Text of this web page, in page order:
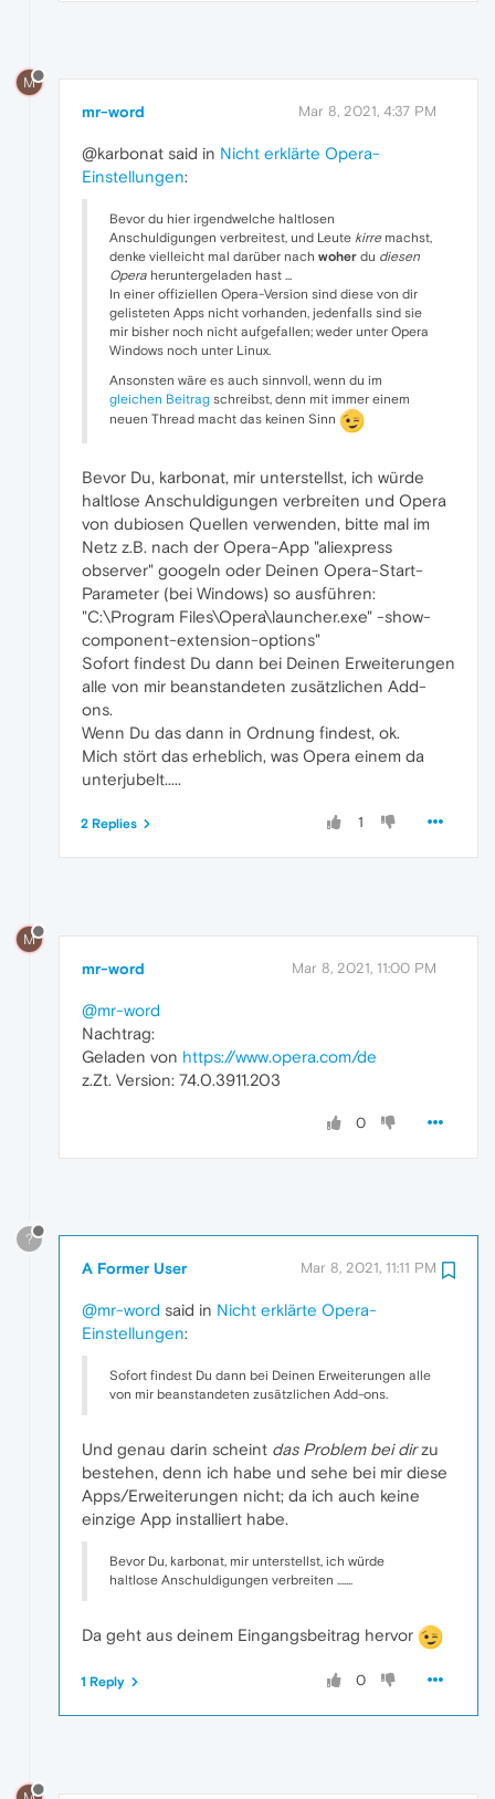
M
mr-word Mar 8, 2021, 4:37 PM
@karbonat said in Nicht erklärte Opera-
Einstellungen:
Bevor du hier irgendwelche haltlosen
Anschuldigungen verbreitest, und Leute kirremachst,
denke vielleicht mal darüber nach woher du diesen
Opera heruntergeladen hast ...
In einer offiziellen Opera-Version sind diese von dir
gelisteten Apps nicht vorhanden, jedenfalls sind sie
mir bisher noch nicht aufgefallen; weder unter Opera
Windows noch unter Linux.
Ansonsten wäre es auch sinnvoll, wenn du im
gleichen Beitrag schreibst, denn mit immer einem
neuen Thread macht das keinen Sinn
Bevor Du, karbonat, mir unterstellst, ich würde
haltlose Anschuldigungen verbreiten und Opera
von dubiosen Quellen verwenden, bitte mal im
Netz z.B. nach der Opera-App "aliexpress
observer" googeln oder Deinen Opera-Start-
Parameter (bei Windows) so ausführen:
"C:\Program Files\Opera\launcher.exe" -show-
component-extension-options"
Sofort findest Du dann bei Deinen Erweiterungen
alle von mir beanstandeten zusätzlichen Add-
ons.
Wenn Du das dann in Ordnung findest, ok.
Mich stört das erheblich, was Opera einem da
unterjubelt.....
1
2 Replies
M
mr-word Mar 8, 2021, 11:00 PM
@mr-word
Nachtrag:
Geladen von https://www.opera.com/de
z.Zt. Version: 74.0.3911.203
0
?
A Former User Mar 8, 2021, 11:11 PM
@mr-word said in Nicht erklärte Opera-
Einstellungen:
Sofort findest Du dann bei Deinen Erweiterungen alle
von mir beanstandeten zusätzlichen Add-ons.
Und genau darin scheint das Problem bei dirzu
bestehen, denn ich habe und sehe bei mir diese
Apps/Erweiterungen nicht; da ich auch keine
einzige App installiert habe.
Bevor Du, karbonat, mir unterstellst, ich würde
haltlose Anschuldigungen verbreiten .......
Da geht aus deinem Eingangsbeitrag hervor
0
1 Reply